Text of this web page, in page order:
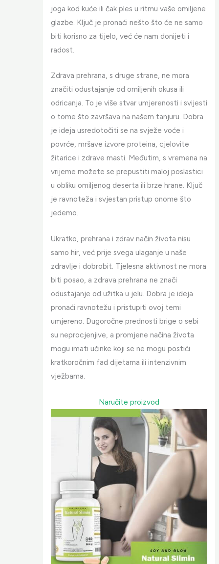
joga kod kuće ili čak ples u ritmu vaše omiljene
glazbe. Ključ je pronaći nešto što će ne samo
biti korisno za tijelo, već će nam donijeti i
radost.
Zdrava prehrana, s druge strane, ne mora
značiti odustajanje od omiljenih okusa ili
odricanja. To je više stvar umjerenosti i svijesti
o tome što završava na našem tanjuru. Dobra
je ideja usredotočiti se na svježe voće i
povrće, mršave izvore proteina, cjelovite
žitarice i zdrave masti. Međutim, s vremena na
vrijeme možete se prepustiti maloj poslastici
u obliku omiljenog deserta ili brze hrane. Ključ
je ravnoteža i svjestan pristup onome što
jedemo.
Ukratko, prehrana i zdrav način života nisu
samo hir, već prije svega ulaganje u naše
zdravlje i dobrobit. Tjelesna aktivnost ne mora
biti posao, a zdrava prehrana ne znači
odustajanje od užitka u jelu. Dobra je ideja
pronaći ravnotežu i pristupiti ovoj temi
umjereno. Dugoročne prednosti brige o sebi
su neprocjenjive, a promjene načina života
mogu imati učinke koji se ne mogu postići
kratkoročnim fad dijetama ili intenzivnim
vježbama.
Naručite proizvod